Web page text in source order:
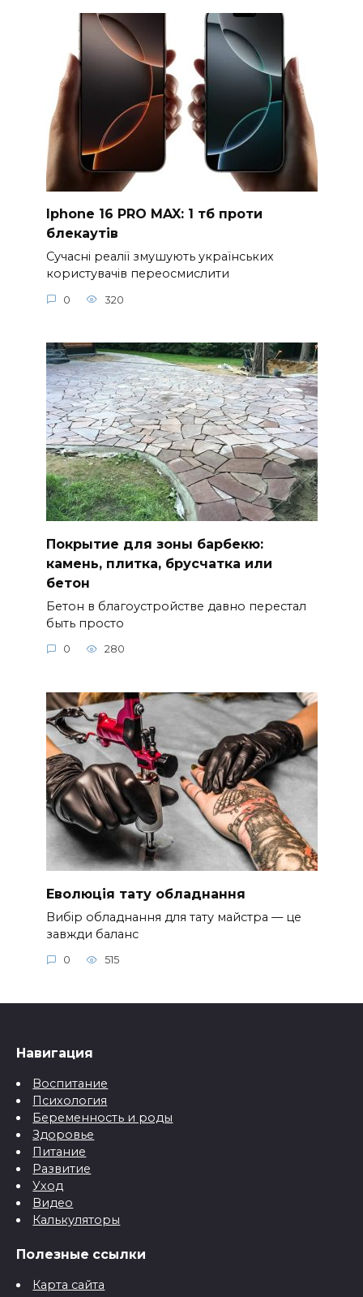
Iphone 16 PRO MAX: 1 тб проти
блекаутів
Сучасні реалії змушують українських
користувачів переосмислити
0 320
Покрытие для зоны барбекю:
камень, плитка, брусчатка или
бетон
Бетон в благоустройстве давно перестал
быть просто
0 280
Еволюція тату обладнання
Вибір обладнання для тату майстра — це
завжди баланс
0 515
Навигация
Воспитание
Психология
Беременность и роды
Здоровье
Питание
Развитие
Уход
Видео
Калькуляторы
Полезные ссылки
Карта сайта